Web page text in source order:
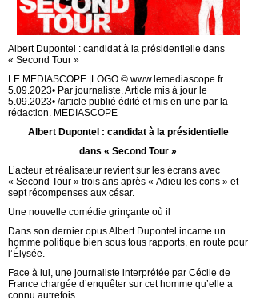
Albert Dupontel : candidat à la présidentielle dans
« Second Tour »
LE MEDIASCOPE |LOGO © www.lemediascope.fr
5.09.2023• Par journaliste. Article mis à jour le
5.09.2023• /article publié édité et mis en une par la
rédaction. MEDIASCOPE
Albert Dupontel : candidat à la présidentielle
dans « Second Tour »
L’acteur et réalisateur revient sur les écrans avec
« Second Tour » trois ans après « Adieu les cons » et
sept récompenses aux césar.
Une nouvelle comédie grinçante où il
Dans son dernier opus Albert Dupontel incarne un
homme politique bien sous tous rapports, en route pour
l’Élysée.
Face à lui, une journaliste interprétée par Cécile de
France chargée d’enquêter sur cet homme qu’elle a
connu autrefois.